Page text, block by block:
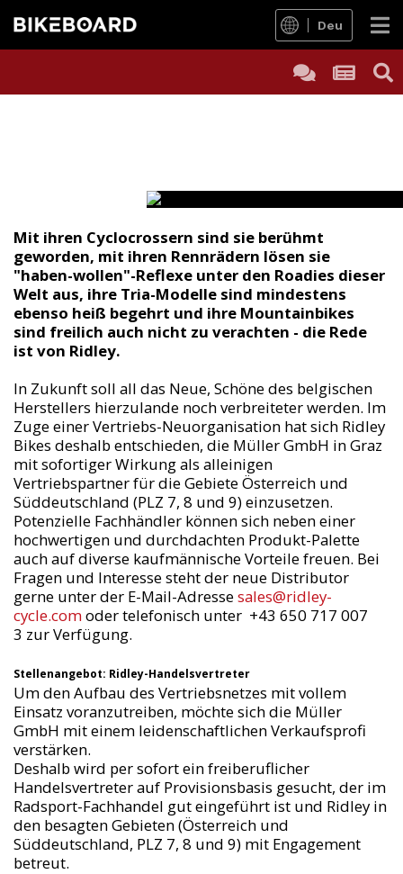
Deu
Mit ihren Cyclocrossern sind sie berühmt
geworden, mit ihren Rennrädern lösen sie
"haben-wollen"-Reflexe unter den Roadies dieser
Welt aus, ihre Tria-Modelle sind mindestens
ebenso heiß begehrt und ihre Mountainbikes
sind freilich auch nicht zu verachten - die Rede
ist von Ridley.
In Zukunft soll all das Neue, Schöne des belgischen
Herstellers hierzulande noch verbreiteter werden. Im
Zuge einer Vertriebs-Neuorganisation hat sich Ridley
Bikes deshalb entschieden, die Müller GmbH in Graz
mit sofortiger Wirkung als alleinigen
Vertriebspartner für die Gebiete Österreich und
Süddeutschland (PLZ 7, 8 und 9) einzusetzen.
Potenzielle Fachhändler können sich neben einer
hochwertigen und durchdachten Produkt-Palette
auch auf diverse kaufmännische Vorteile freuen. Bei
Fragen und Interesse steht der neue Distributor
gerne unter der E-Mail-Adressesales@ridley-
cycle.comoder telefonisch unter +43 650 717 007
3 zur Verfügung.
Stellenangebot: Ridley-Handelsvertreter
Um den Aufbau des Vertriebsnetzes mit vollem
Einsatz voranzutreiben, möchte sich die Müller
GmbH mit einem leidenschaftlichen Verkaufsprofi
verstärken.
Deshalb wird per sofort ein freiberuflicher
Handelsvertreter auf Provisionsbasis gesucht, der im
Radsport-Fachhandel gut eingeführt ist und Ridley in
den besagten Gebieten (Österreich und
Süddeutschland, PLZ 7, 8 und 9) mit Engagement
betreut.